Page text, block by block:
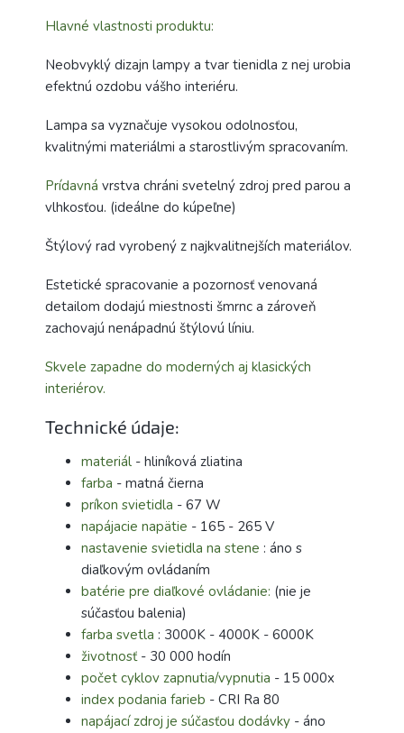
Hlavné vlastnosti produktu:
Neobvyklý dizajn lampy a tvar tienidla z nej urobia
efektnú ozdobu vášho interiéru.
Lampa sa vyznačuje vysokou odolnosťou,
kvalitnými materiálmi a starostlivým spracovaním.
Prídavná vrstva chráni svetelný zdroj pred parou a
vlhkosťou. (ideálne do kúpeľne)
Štýlový rad vyrobený z najkvalitnejších materiálov.
Estetické spracovanie a pozornosť venovaná
detailom dodajú miestnosti šmrnc a zároveň
zachovajú nenápadnú štýlovú líniu.
Skvele zapadne do moderných aj klasických
interiérov.
Technické údaje:
materiál - hliníková zliatina
farba - matná čierna
príkon svietidla - 67 W
napájacie napätie - 165 - 265 V
nastavenie svietidla na stene : áno s
diaľkovým ovládaním
batérie pre diaľkové ovládanie: (nie je
súčasťou balenia)
farba svetla : 3000K - 4000K - 6000K
životnosť- 30 000 hodín
počet cyklov zapnutia/vypnutia - 15 000x
index podania farieb - CRI Ra 80
napájací zdroj je súčasťou dodávky - áno